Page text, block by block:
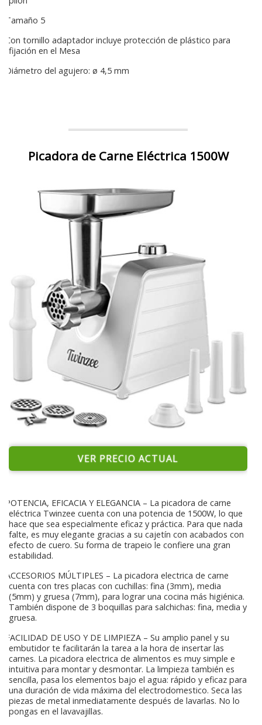
Tamaño 5
Con tornillo adaptador incluye protección de plástico para
fijación en el Mesa
Diámetro del agujero: ø 4,5 mm
Picadora de Carne Eléctrica 1500W
VER PRECIO ACTUAL
POTENCIA, EFICACIA Y ELEGANCIA – La picadora de carne
eléctrica Twinzee cuenta con una potencia de 1500W, lo que
hace que sea especialmente eficaz y práctica. Para que nada
falte, es muy elegante gracias a su cajetín con acabados con
efecto de cuero. Su forma de trapeio le confiere una gran
estabilidad.
ACCESORIOS MÚLTIPLES – La picadora electrica de carne
cuenta con tres placas con cuchillas: fina (3mm), media
(5mm) y gruesa (7mm), para lograr una cocina más higiénica.
También dispone de 3 boquillas para salchichas: fina, media y
gruesa.
FACILIDAD DE USO Y DE LIMPIEZA – Su amplio panel y su
embutidor te facilitarán la tarea a la hora de insertar las
carnes. La picadora electrica de alimentos es muy simple e
intuitiva para montar y desmontar. La limpieza también es
sencilla, pasa los elementos bajo el agua: rápido y eficaz para
una duración de vida máxima del electrodomestico. Seca las
piezas de metal inmediatamente después de lavarlas. No lo
pongas en el lavavajillas.